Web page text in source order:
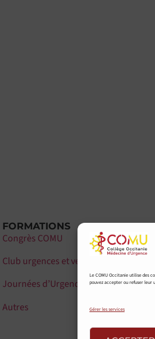
Le COMU Occitanie utilise des
pouvez accepter ou refuser
Gérer les services
FORMATIONS
Congrès COMU
Club urgences et veille scientifique
Journées d’Urgences Pédiatriques
Autres